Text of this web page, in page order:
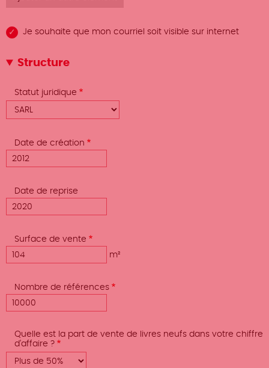
Je souhaite que mon courriel soit visible sur internet
Structure
Statut juridique
Date de création
Date de reprise
Surface de vente
m²
Nombre de références
Quelle est la part de vente de livres neufs dans votre chiffre
d'affaire ?